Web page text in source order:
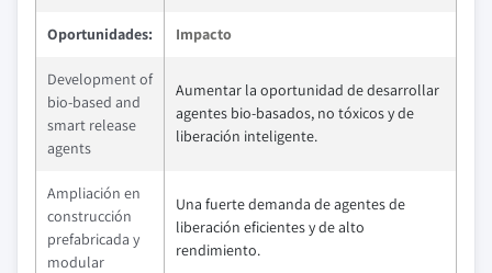
Oportunidades: Impacto
Development of
bio-based and
smart release
agents
Aumentar la oportunidad de desarrollar
agentes bio-basados, no tóxicos y de
liberación inteligente.
Ampliación en
construcción
prefabricada y
modular
Una fuerte demanda de agentes de
liberación eficientes y de alto
rendimiento.